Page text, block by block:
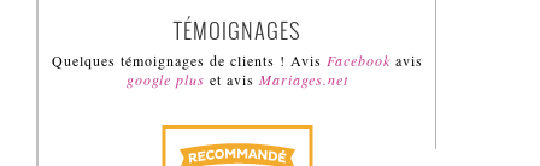
TÉMOIGNAGES
Quelques témoignages de clients ! Avis Facebook avis
google plus et avis Mariages.net